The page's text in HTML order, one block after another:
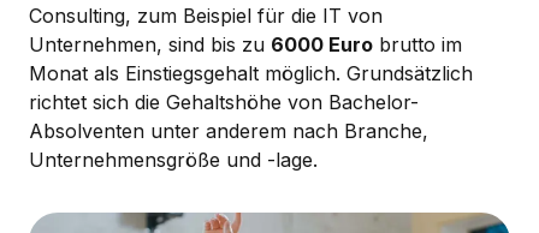
Consulting, zum Beispiel für die IT von
Unternehmen, sind bis zu 6000 Euro brutto im
Monat als Einstiegsgehalt möglich. Grundsätzlich
richtet sich die Gehaltshöhe von Bachelor-
Absolventen unter anderem nach Branche,
Unternehmensgröße und -lage.